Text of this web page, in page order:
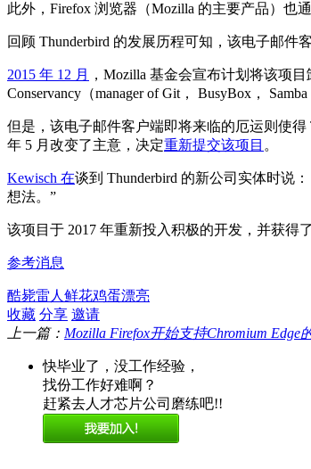
此外，Firefox 浏览器（Mozilla 的主要产品）也
回顾 Thunderbird 的发展历程可知，该电子邮件
2015 年 12 月 ，Mozilla 基金会宣布计划将该项
Conservancy（manager of Git， BusyBox，
但是，该电子邮件客户端即将来临的厄运则使得
年 5 月改变了主意，决定重新提交该项目 。
Kewisch 在谈到 Thunderbird 的新公司实体时说
想法。”
该项目于 2017 年重新投入积极的开发，并获得
参考消息
酷毙雷人 鲜花鸡蛋漂亮
收藏 分享 邀请
上一篇： Mozilla Firefox开始支持Chromium Edge
快毕业了，没工作经验，
找份工作好难啊？
赶紧去人才芯片公司磨练吧!!